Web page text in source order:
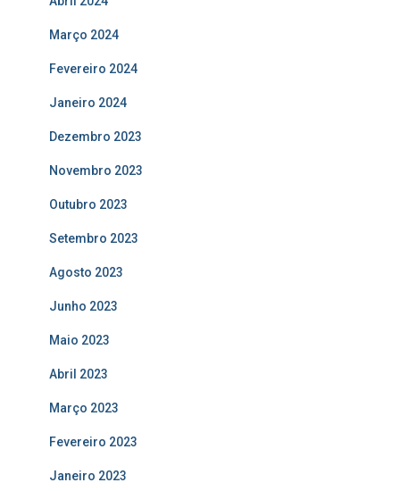
Março 2024
Fevereiro 2024
Janeiro 2024
Dezembro 2023
Novembro 2023
Outubro 2023
Setembro 2023
Agosto 2023
Junho 2023
Maio 2023
Abril 2023
Março 2023
Fevereiro 2023
Janeiro 2023